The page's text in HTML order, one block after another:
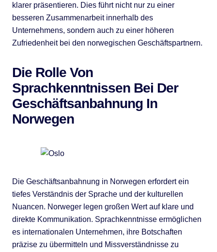
klarer präsentieren. Dies führt nicht nur zu einer
besseren Zusammenarbeit innerhalb des
Unternehmens, sondern auch zu einer höheren
Zufriedenheit bei den norwegischen Geschäftspartnern.
Die Rolle Von
Sprachkenntnissen Bei Der
Geschäftsanbahnung In
Norwegen
Die Geschäftsanbahnung in Norwegen erfordert ein
tiefes Verständnis der Sprache und der kulturellen
Nuancen. Norweger legen großen Wert auf klare und
direkte Kommunikation. Sprachkenntnisse ermöglichen
es internationalen Unternehmen, ihre Botschaften
präzise zu übermitteln und Missverständnisse zu